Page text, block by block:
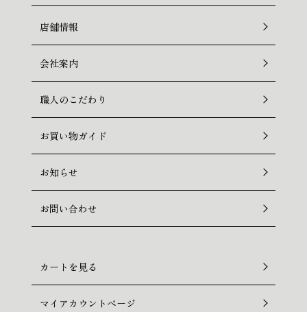
店舗情報
会社案内
職人のこだわり
お買い物ガイド
お知らせ
お問い合わせ
カートを見る
マイアカウントページ